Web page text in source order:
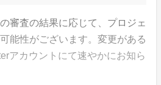
審査の結果に応じて、プロジェ
能性がございます。変更がある
アカウントにて速やかにお知ら